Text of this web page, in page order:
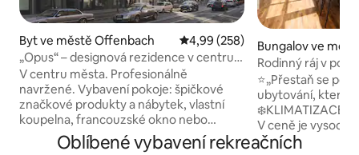
Byt ve městě Offenbach Průměrné hodnocení 4,99 z 5,
4,99 (258)
„Opus“ – designová rezidence v centru
města – palác
V centru města. Profesionálně
navržené. Vybavení pokoje: špičkové
značkové produkty a nábytek, vlastní
koupelna, francouzské okno nebo
balkon, elektronická závora, ventilační
systém, centrální klimatizace, podlahové
Bungalov ve
ach
Rodinný ráj v
zahradou
⭐️„Přestaň se
ubytování, které
❄️KLIMATIZACE
V ceně je vysoce
a ručníky
Oblíbené vybavení rekreačních